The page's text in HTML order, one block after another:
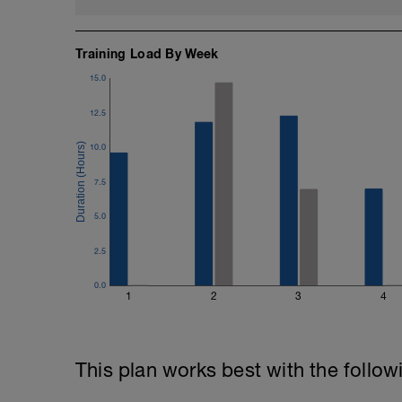
Training Load By Week
1 2 3 4
0.0
2.5
5.0
7.5
10.0
12.5
15.0
This plan works best with the